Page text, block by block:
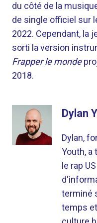
du côté de la
de single officiel sur
2022. Cependant, la
sorti la version
Frapper le monde
2018.
Dylan
Dylan,
Youth, a
le rap
terminé
temps